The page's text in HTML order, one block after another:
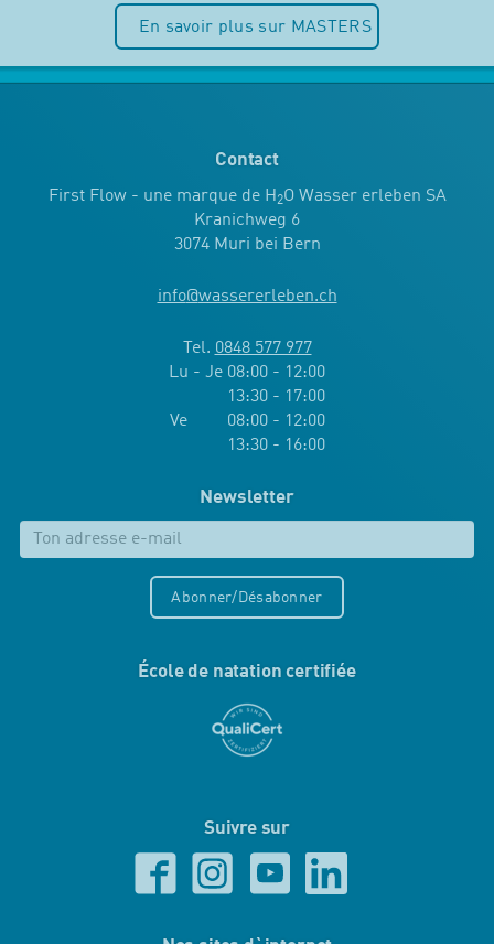
En savoir plus sur MASTERS
Contact
First Flow - une marque de H2O Wasser erleben SA
Kranichweg 6
3074 Muri bei Bern
info@wassererleben.ch
Tel. 0848 577 977
Lu - Je 08:00 - 12:00
13:30 - 17:00
Ve 08:00 - 12:00
13:30 - 16:00
Newsletter
Abonner/Désabonner
École de natation certifiée
Suivre sur